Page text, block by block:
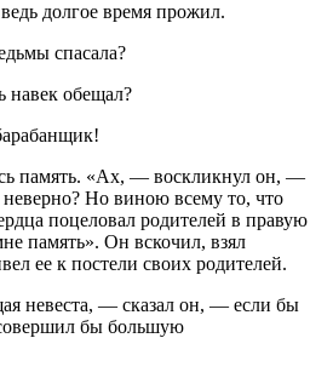
долгое время прожил.
спасала?
навек обещал?
память. «Ах, — воскликнул он, —
неверно? Но виною всему то, что
поцеловал родителей в правую
память». Он вскочил, взял
ее к постели своих родителей.
невеста, — сказал он, — если бы
бы большую